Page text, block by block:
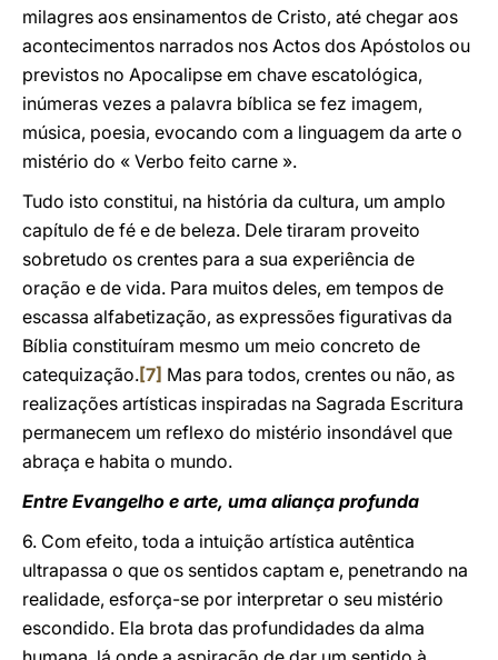
milagres aos ensinamentos de Cristo, até chegar aos
acontecimentos narrados nos Actos dos Apóstolos ou
previstos no Apocalipse em chave escatológica,
inúmeras vezes a palavra bíblica se fez imagem,
música, poesia, evocando com a linguagem da arte o
mistério do « Verbo feito carne ».
Tudo isto constitui, na história da cultura, um amplo
capítulo de fé e de beleza. Dele tiraram proveito
sobretudo os crentes para a sua experiência de
oração e de vida. Para muitos deles, em tempos de
escassa alfabetização, as expressões figurativas da
Bíblia constituíram mesmo um meio concreto de
catequização.[7] Mas para todos, crentes ou não, as
realizações artísticas inspiradas na Sagrada Escritura
permanecem um reflexo do mistério insondável que
abraça e habita o mundo.
Entre Evangelho e arte, uma aliança profunda
6. Com efeito, toda a intuição artística autêntica
ultrapassa o que os sentidos captam e, penetrando na
realidade, esforça-se por interpretar o seu mistério
escondido. Ela brota das profundidades da alma